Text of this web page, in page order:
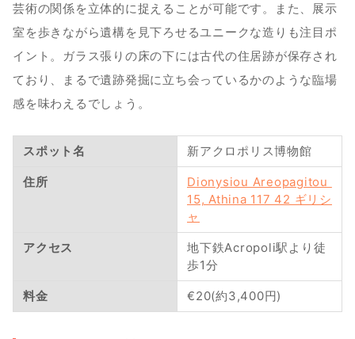
芸術の関係を立体的に捉えることが可能です。また、展示
室を歩きながら遺構を見下ろせるユニークな造りも注目ポ
イント。ガラス張りの床の下には古代の住居跡が保存され
ており、まるで遺跡発掘に立ち会っているかのような臨場
感を味わえるでしょう。
スポット名 新アクロポリス博物館
住所
Dionysiou Areopagitou
15, Athina 117 42 ギリシ
ャ
アクセス
地下鉄Acropoli駅より徒
歩1分
料金 €20(約3,400円)